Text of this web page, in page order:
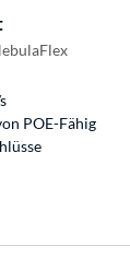
POE-Fähig